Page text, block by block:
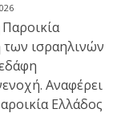
των ισραηλινών
Αναφέρει
Ελλάδος